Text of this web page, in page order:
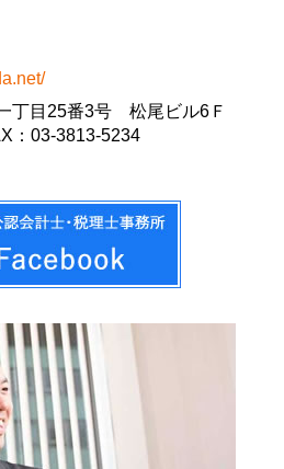
丁目25番3号 松尾ビル6Ｆ
：03-3813-5234